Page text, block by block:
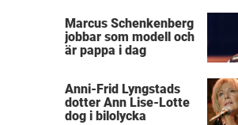
Marcus Schenkenberg
jobbar som modell och
är pappa i dag
Anni-Frid Lyngstads
dotter Ann Lise-Lotte
dog i bilolycka